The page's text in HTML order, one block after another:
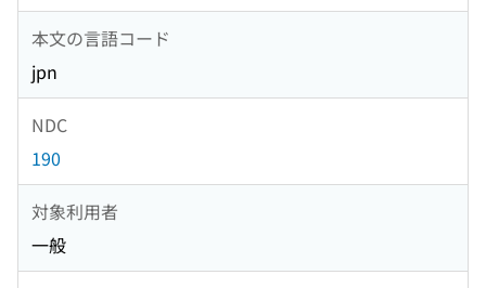
本文の言語コード
jpn
NDC
190
対象利用者
一般